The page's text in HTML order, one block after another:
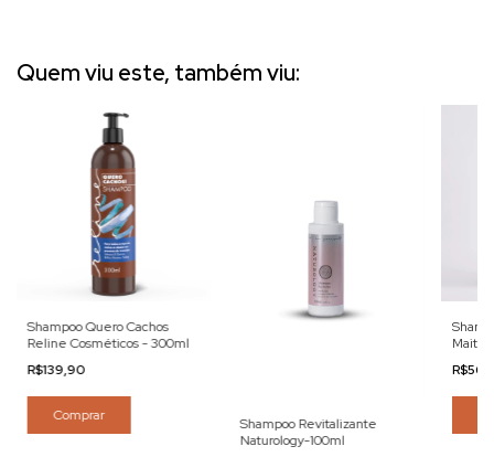
Quem viu este, também viu:
Shampoo Quero Cachos
Reline Cosméticos - 300ml
R$139,90
Comprar
Shampoo Revitalizante
Naturology-100ml